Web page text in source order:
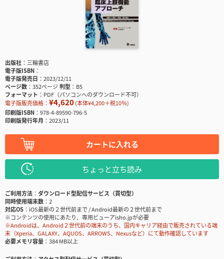
出版社
三輪書店
電子版ISBN
電子版発売日
2023/12/11
ページ数
352ページ判型
B5
フォーマット
PDF（パソコンへのダウンロード不可）
電子版販売価格： ¥4,620(本体¥4,200＋税10％)
印刷版ISBN
978-4-89590-796-5
印刷版発行年月
2023/11
カートに入れる
ちょっと立ち読み
ご利用方法
ダウンロード型配信サービス（買切型）
同時使用端末数
2
対応OS
iOS最新の２世代前まで / Android最新の２世代前まで
※コンテンツの使用にあたり、専用ビューアisho.jpが必要
※Androidは、Android２世代前の端末のうち、国内キャリア経由で販売されている端
末（Xperia、GALAXY、AQUOS、ARROWS、Nexusなど）にて動作確認しています
必要メモリ容量
384 MB以上